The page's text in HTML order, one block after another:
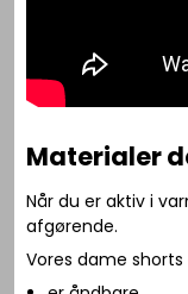
Materialer
Når du er aktiv i
afgørende.
Vores dame